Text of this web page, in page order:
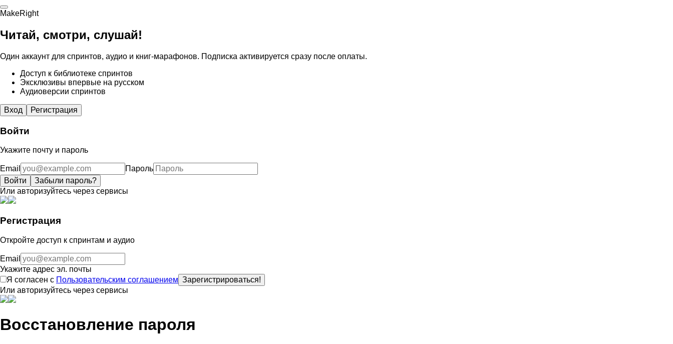
MakeRight
Читай, смотри, слушай!
Один аккаунт для спринтов, аудио и книг-марафонов. Подписка активируется сразу после оплаты.
Доступ к библиотеке спринтов
Эксклюзивы впервые на русском
Аудиоверсии спринтов
Вход Регистрация
Войти
Укажите почту и пароль
Email
Пароль
Войти
Забыли пароль?
Или авторизуйтесь через сервисы
Регистрация
Откройте доступ к спринтам и аудио
Email
Укажите адрес эл. почты
Я согласен с Пользовательским соглашением Зарегистрироваться!
Или авторизуйтесь через сервисы
Восстановление пароля